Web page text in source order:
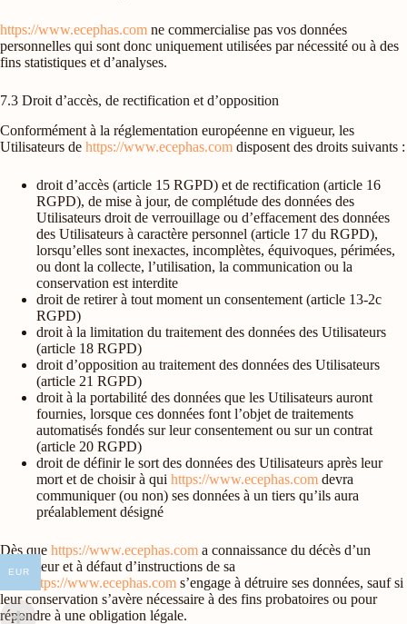
https://www.ecephas.com ne commercialise pas vos données
personnelles qui sont donc uniquement utilisées par nécessité ou à des
fins statistiques et d’analyses.
7.3 Droit d’accès, de rectification et d’opposition
Conformément à la réglementation européenne en vigueur, les
Utilisateurs de https://www.ecephas.com disposent des droits suivants :
droit d’accès (article 15 RGPD) et de rectification (article 16
RGPD), de mise à jour, de complétude des données des
Utilisateurs droit de verrouillage ou d’effacement des données
des Utilisateurs à caractère personnel (article 17 du RGPD),
lorsqu’elles sont inexactes, incomplètes, équivoques, périmées,
ou dont la collecte, l’utilisation, la communication ou la
conservation est interdite
droit de retirer à tout moment un consentement (article 13-2c
RGPD)
droit à la limitation du traitement des données des Utilisateurs
(article 18 RGPD)
droit d’opposition au traitement des données des Utilisateurs
(article 21 RGPD)
droit à la portabilité des données que les Utilisateurs auront
fournies, lorsque ces données font l’objet de traitements
automatisés fondés sur leur consentement ou sur un contrat
(article 20 RGPD)
droit de définir le sort des données des Utilisateurs après leur
mort et de choisir à qui https://www.ecephas.com devra
communiquer (ou non) ses données à un tiers qu’ils aura
préalablement désigné
Dès que https://www.ecephas.com a connaissance du décès d’un
Utilisateur et à défaut d’instructions de sa
https://www.ecephas.com s’engage à détruire ses données, sauf si
leur conservation s’avère nécessaire à des fins probatoires ou pour
répondre à une obligation légale.
EUR